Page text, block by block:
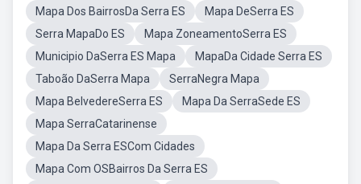
Mapa Dos BairrosDa Serra ES
Mapa DeSerra ES
Serra MapaDo ES
Mapa ZoneamentoSerra ES
Municipio DaSerra ES Mapa
MapaDa Cidade Serra ES
Taboão DaSerra Mapa
SerraNegra Mapa
Mapa BelvedereSerra ES
Mapa Da SerraSede ES
Mapa SerraCatarinense
Mapa Da Serra ESCom Cidades
Mapa Com OSBairros Da Serra ES